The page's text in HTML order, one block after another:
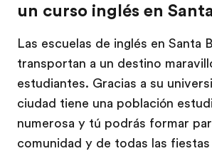
un curso inglés en
Las escuelas de inglés en Santa
transportan a un destino
estudiantes. Gracias a su
ciudad tiene una población
numerosa y tú podrás formar
comunidad y de todas las